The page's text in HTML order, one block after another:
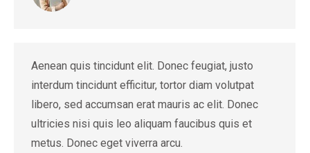
Aenean quis tincidunt elit. Donec feugiat, justo
interdum tincidunt efficitur, tortor diam volutpat
libero, sed accumsan erat mauris ac elit. Donec
ultricies nisi quis leo aliquam faucibus quis et
metus. Donec eget viverra arcu.